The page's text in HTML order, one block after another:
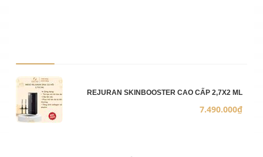
Ảnh sản phẩm
REJURAN SKINBOOSTER CAO CẤP 2,7X2 ML
7.490.000₫